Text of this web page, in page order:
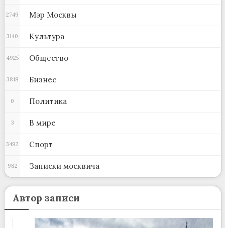
Мэр Москвы
2749
Культура
3140
Общество
4925
Бизнес
3818
Политика
0
В мире
3
Спорт
3492
Записки москвича
982
Автор записи